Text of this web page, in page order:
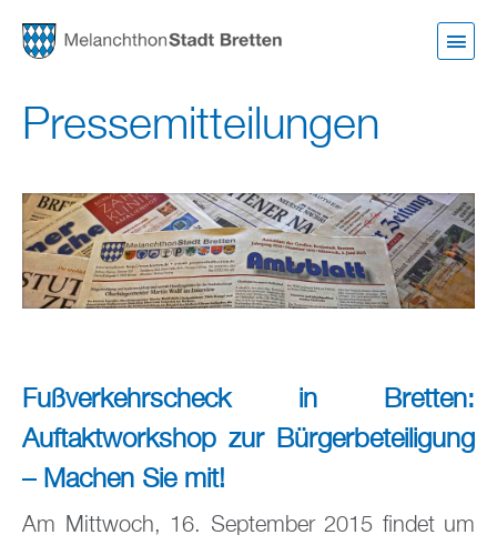
Pressemitteilungen
Fußverkehrscheck in Bretten:
Auftaktworkshop zur Bürgerbeteiligung
– Machen Sie mit!
Am Mittwoch, 16. September 2015 findet um